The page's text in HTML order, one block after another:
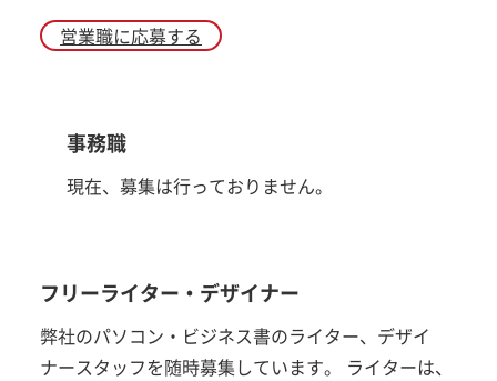
営業職に応募する
事務職
現在、募集は行っておりません。
フリーライター・デザイナー
弊社のパソコン・ビジネス書のライター、デザイ
ナースタッフを随時募集しています。 ライターは、